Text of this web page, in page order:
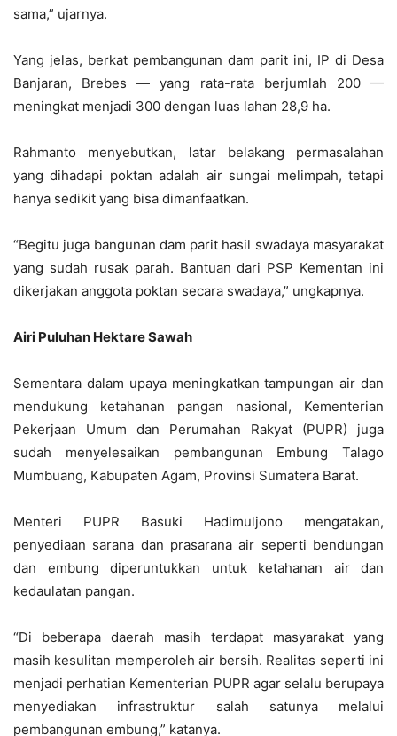
sama,” ujarnya.
Yang jelas, berkat pembangunan dam parit ini, IP di Desa
Banjaran, Brebes — yang rata-rata berjumlah 200 —
meningkat menjadi 300 dengan luas lahan 28,9 ha.
Rahmanto menyebutkan, latar belakang permasalahan
yang dihadapi poktan adalah air sungai melimpah, tetapi
hanya sedikit yang bisa dimanfaatkan.
“Begitu juga bangunan dam parit hasil swadaya masyarakat
yang sudah rusak parah. Bantuan dari PSP Kementan ini
dikerjakan anggota poktan secara swadaya,” ungkapnya.
Airi Puluhan Hektare Sawah
Sementara dalam upaya meningkatkan tampungan air dan
mendukung ketahanan pangan nasional, Kementerian
Pekerjaan Umum dan Perumahan Rakyat (PUPR) juga
sudah menyelesaikan pembangunan Embung Talago
Mumbuang, Kabupaten Agam, Provinsi Sumatera Barat.
Menteri PUPR Basuki Hadimuljono mengatakan,
penyediaan sarana dan prasarana air seperti bendungan
dan embung diperuntukkan untuk ketahanan air dan
kedaulatan pangan.
“Di beberapa daerah masih terdapat masyarakat yang
masih kesulitan memperoleh air bersih. Realitas seperti ini
menjadi perhatian Kementerian PUPR agar selalu berupaya
menyediakan infrastruktur salah satunya melalui
pembangunan embung,” katanya.